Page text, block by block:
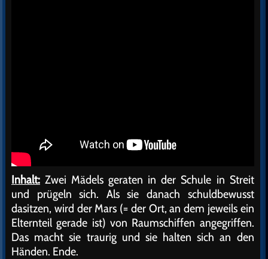
Inhalt: Zwei Mädels geraten in der Schule in Streit
und prügeln sich. Als sie danach schuldbewusst
dasitzen, wird der Mars (= der Ort, an dem jeweils ein
Elternteil gerade ist) von Raumschiffen angegriffen.
Das macht sie traurig und sie halten sich an den
Händen. Ende.